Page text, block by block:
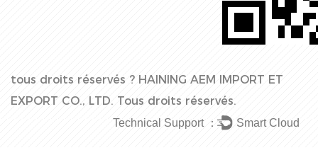
tous droits réservés ? HAINING AEM IMPORT ET
EXPORT CO., LTD. Tous droits réservés.
Technical Support ： Smart Cloud